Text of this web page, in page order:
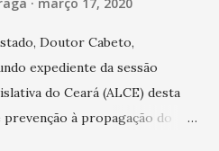
Doutor Cabeto,
expediente da sessão
do Ceará (ALCE) desta
à propagação do